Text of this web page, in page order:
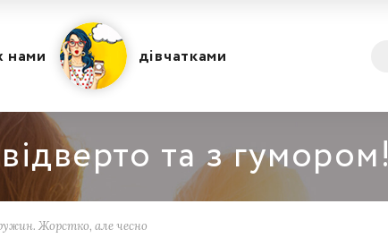
нами дівчатками
та з гумором!
Жорстко, але чесно